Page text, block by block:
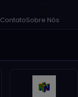
ContatoSobre Nós